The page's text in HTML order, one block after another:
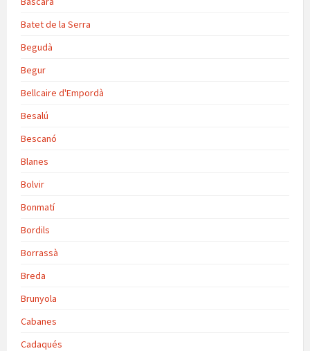
Batet de la Serra
Begudà
Begur
Bellcaire d'Empordà
Besalú
Bescanó
Blanes
Bolvir
Bonmatí
Bordils
Borrassà
Breda
Brunyola
Cabanes
Cadaqués